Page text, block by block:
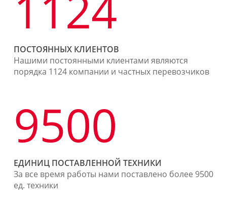
ПОСТОЯННЫХ КЛИЕНТОВ
Нашими постоянными клиентами являются
порядка 1124 компании и частных перевозчиков
9500
ЕДИНИЦ ПОСТАВЛЕННОЙ ТЕХНИКИ
За все время работы нами поставлено более 9500
ед. техники